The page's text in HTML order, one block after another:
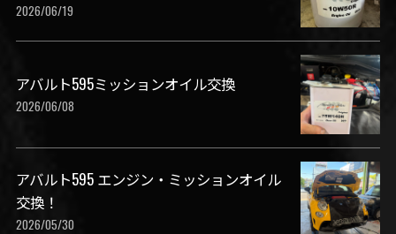
2026/06/19
アバルト595ミッションオイル交換
2026/06/08
アバルト595 エンジン・ミッションオイル
交換！
2026/05/30